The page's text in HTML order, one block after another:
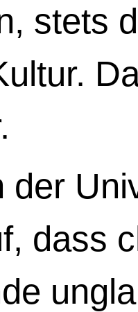
stets
der
dass